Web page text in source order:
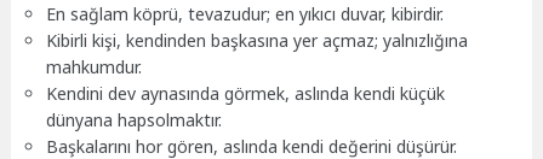
En sağlam köprü, tevazudur; en yıkıcı duvar, kibirdir.
Kibirli kişi, kendinden başkasına yer açmaz; yalnızlığına
mahkumdur.
Kendini dev aynasında görmek, aslında kendi küçük
dünyana hapsolmaktır.
Başkalarını hor gören, aslında kendi değerini düşürür.